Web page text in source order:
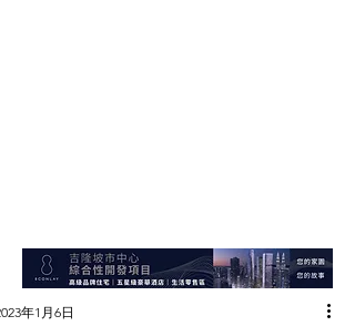
年1月6日